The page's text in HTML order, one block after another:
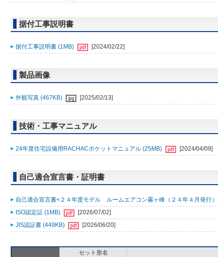
据付工事説明書
据付工事説明書 (1MB) [2024/02/22]
製品画像
外観写真 (467KB) [2025/02/13]
技術・工事マニュアル
24年度住宅設備用RACHACポケットマニュアル (25MB) [2024/04/09]
自己適合宣言書・証明書
自己適合宣言書<２４年度モデル ルームエアコン霧ヶ峰（２４年４月発行
ISO認定証 (1MB)
[2026/07/02]
JIS認証書 (449KB)
[2026/06/20]
セット形名